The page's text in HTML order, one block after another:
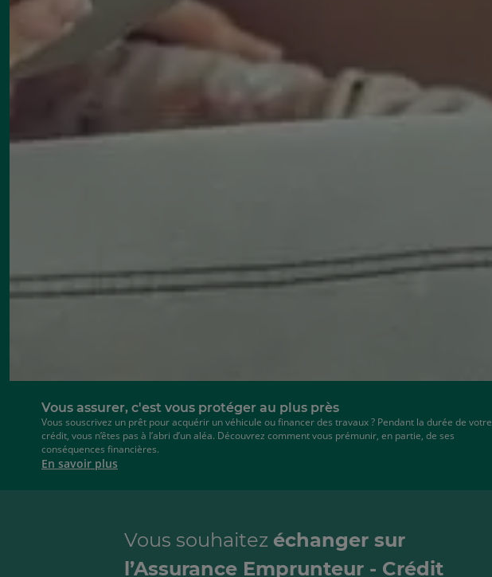
Vous assurer, c'est vous protéger au plus près
Vous souscrivez un prêt pour acquérir un véhicule ou financer des travaux ? Pendant la durée de votre
crédit, vous n’êtes pas à l’abri d’un aléa. Découvrez comment vous prémunir, en partie, de ses
conséquences financières.
En savoir plus
Vous souhaitez échanger sur
l’Assurance Emprunteur - Crédit